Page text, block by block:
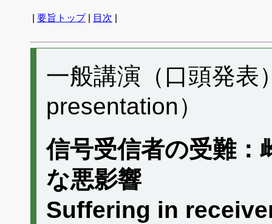
要旨トップ| 目次
一般講演（口頭発
presentation）
信号受信者の受難：
な悪影響
Suffering in